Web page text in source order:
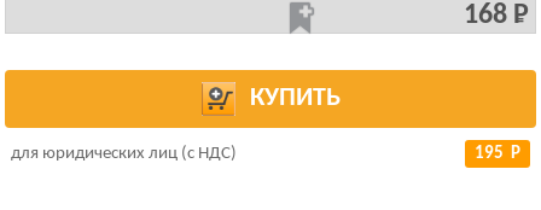
168 Р
КУПИТЬ
для юридических лиц (с НДС) 195 Р